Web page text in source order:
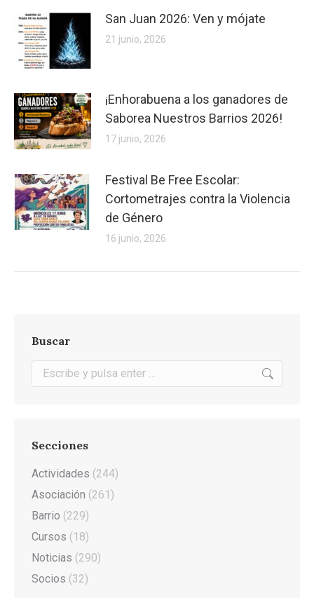
San Juan 2026: Ven y mójate
21 junio, 2026
¡Enhorabuena a los ganadores de
Saborea Nuestros Barrios 2026!
17 junio, 2026
Festival Be Free Escolar:
Cortometrajes contra la Violencia
de Género
16 junio, 2026
Buscar
Buscar:
Secciones
Actividades (244)
Asociación (261)
Barrio (229)
Cursos (18)
Noticias (290)
Socios (32)